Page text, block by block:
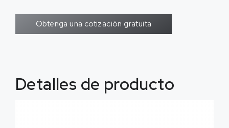
Obtenga una cotización gratuita
Detalles de producto